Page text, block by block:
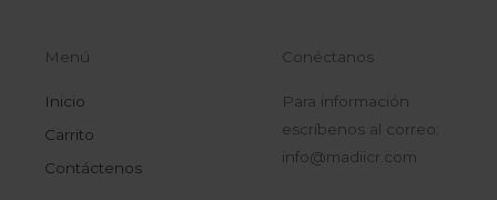
Menú
Inicio
Carrito
Contáctenos
Conéctanos
Para información
escríbenos al correo:
info@madiicr.com